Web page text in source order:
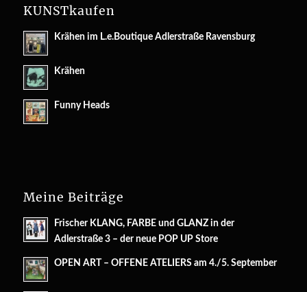
KUNSTkaufen
Krähen im L.e.Boutique Adlerstraße Ravensburg
Krähen
Funny Heads
Meine Beiträge
Frischer KLANG, FARBE und GLANZ in der
Adlerstraße 3 – der neue POP UP Store
OPEN ART – OFFENE ATELIERS am 4./5. September